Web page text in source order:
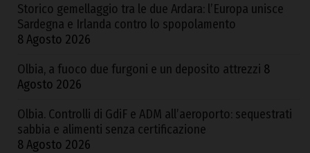
Storico gemellaggio tra le due Ardara: l’Europa unisce
Sardegna e Irlanda contro lo spopolamento
8 Agosto 2026
Olbia, a fuoco due furgoni e un deposito attrezzi 8
Agosto 2026
Olbia. Controlli di GdiF e ADM all’aeroporto: sequestrati
sabbia e alimenti senza certificazione
8 Agosto 2026